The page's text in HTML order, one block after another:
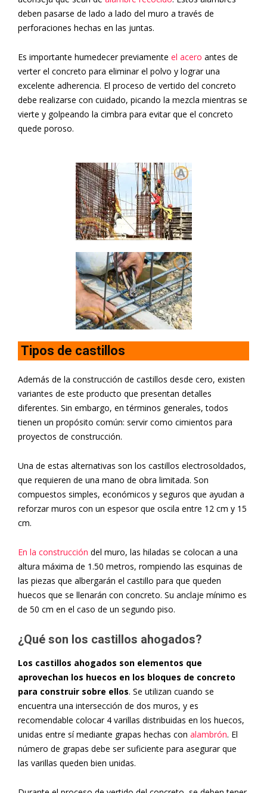
deben pasarse de lado a lado del muro a través de
perforaciones hechas en las juntas.
Es importante humedecer previamente el acero antes de
verter el concreto para eliminar el polvo y lograr una
excelente adherencia. El proceso de vertido del concreto
debe realizarse con cuidado, picando la mezcla mientras se
vierte y golpeando la cimbra para evitar que el concreto
quede poroso.
Tipos de castillos
Además de la construcción de castillos desde cero, existen
variantes de este producto que presentan detalles
diferentes. Sin embargo, en términos generales, todos
tienen un propósito común: servir como cimientos para
proyectos de construcción.
Una de estas alternativas son los castillos electrosoldados,
que requieren de una mano de obra limitada. Son
compuestos simples, económicos y seguros que ayudan a
reforzar muros con un espesor que oscila entre 12 cm y 15
cm.
En la construcción del muro, las hiladas se colocan a una
altura máxima de 1.50 metros, rompiendo las esquinas de
las piezas que albergarán el castillo para que queden
huecos que se llenarán con concreto. Su anclaje mínimo es
de 50 cm en el caso de un segundo piso.
¿Qué son los castillos ahogados?
Los castillos ahogados son elementos que
aprovechan los huecos en los bloques de concreto
para construir sobre ellos. Se utilizan cuando se
encuentra una intersección de dos muros, y es
recomendable colocar 4 varillas distribuidas en los huecos,
unidas entre sí mediante grapas hechas con alambrón. El
número de grapas debe ser suficiente para asegurar que
las varillas queden bien unidas.